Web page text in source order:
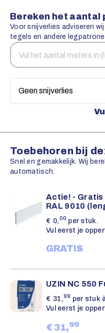
Bereken het aantal
Voor snijverlies adviseren
tegels en andere
Aantal
vierkante
Snijverlies
Toebehoren bij
Snel en gemakkelijk. Wij
automatisch.
Actie! -
RAL 9010
€ 0,00 per stuk.
Vul eerst je
GRATIS
UZIN NC 550
€ 31,99 per stuk
Vul eerst je
€ 31,99